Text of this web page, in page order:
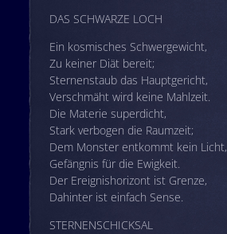
DAS SCHWARZE LOCH
Ein kosmisches Schwergewicht,
Zu keiner Diät bereit;
Sternenstaub das Hauptgericht,
Verschmäht wird keine Mahlzeit.
Die Materie superdicht,
Stark verbogen die Raumzeit;
Dem Monster entkommt kein Licht,
Gefängnis für die Ewigkeit.
Der Ereignishorizont ist Grenze,
Dahinter ist einfach Sense.
STERNENSCHICKSAL